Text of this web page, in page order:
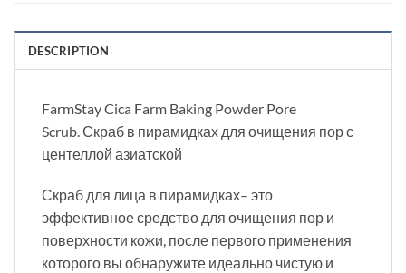
DESCRIPTION
FarmStay Cica Farm Baking Powder Pore
Scrub. Скраб в пирамидках для очищения пор с
центеллой азиатской
Скраб для лица в пирамидках– это
эффективное средство для очищения пор и
поверхности кожи, после первого применения
которого вы обнаружите идеально чистую и